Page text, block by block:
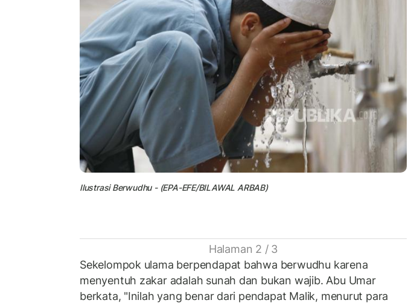
Ilustrasi Berwudhu - (EPA-EFE/BILAWAL ARBAB)
Halaman 2 / 3
Sekelompok ulama berpendapat bahwa berwudhu karena
menyentuh zakar adalah sunah dan bukan wajib. Abu Umar
berkata, "Inilah yang benar dari pendapat Malik, menurut para